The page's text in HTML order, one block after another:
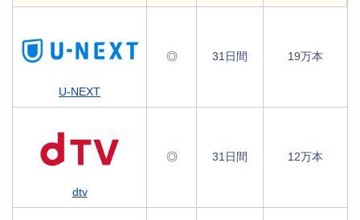
U-NEXT
◎ 31日間 19万本
dtv
◎ 31日間 12万本